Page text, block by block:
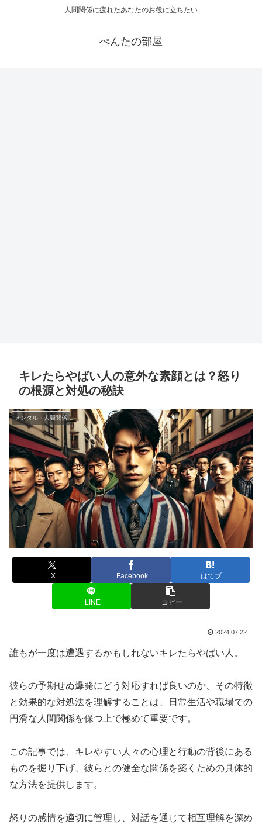
人間関係に疲れたあなたのお役に立ちたい
ぺんたの部屋
キレたらやばい人の意外な素顔とは？怒り
の根源と対処の秘訣
メンタル・人間関係
X Facebook はてブ
LINE コピー
2024.07.22
誰もが一度は遭遇するかもしれないキレたらやばい人。
彼らの予期せぬ爆発にどう対応すれば良いのか、その特徴
と効果的な対処法を理解することは、日常生活や職場での
円滑な人間関係を保つ上で極めて重要です。
この記事では、キレやすい人々の心理と行動の背後にある
ものを掘り下げ、彼らとの健全な関係を築くための具体的
な方法を提供します。
怒りの感情を適切に管理し、対話を通じて相互理解を深め